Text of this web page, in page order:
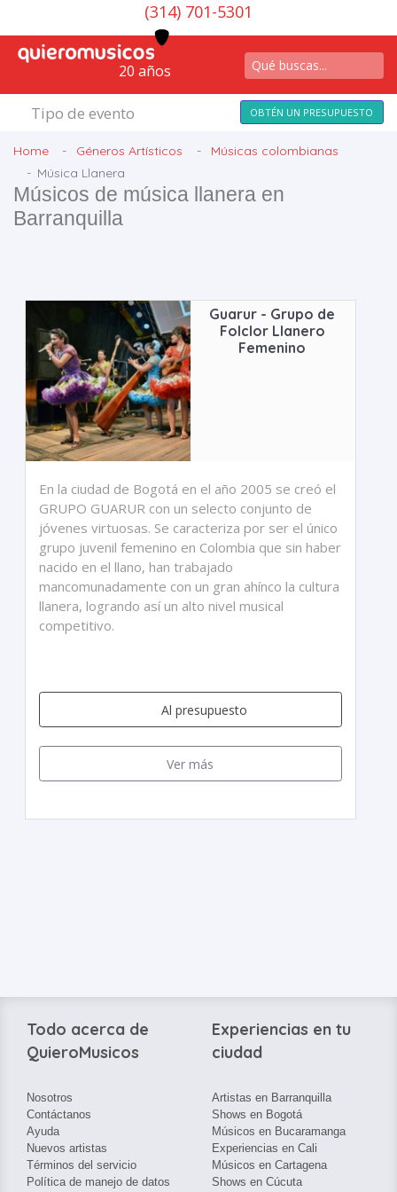
(314) 701-5301
20 años
Tipo de evento OBTÉN UN PRESUPUESTO
Home Géneros Artísticos
Músicas colombianas
Música Llanera
Músicos de música llanera en
Barranquilla
Guarur - Grupo de
Folclor Llanero
Femenino
En la ciudad de Bogotá en el año 2005 se creó el
GRUPO GUARUR con un selecto conjunto de
jóvenes virtuosas. Se caracteriza por ser el único
grupo juvenil femenino en Colombia que sin haber
nacido en el llano, han trabajado
mancomunadamente con un gran ahínco la cultura
llanera, logrando así un alto nivel musical
competitivo.
Al presupuesto
Ver más
Todo acerca de
QuieroMusicos
Nosotros
Contáctanos
Ayuda
Nuevos artistas
Términos del servicio
Política de manejo de datos
Experiencias en tu
ciudad
Artistas en Barranquilla
Shows en Bogotá
Músicos en Bucaramanga
Experiencias en Cali
Músicos en Cartagena
Shows en Cúcuta